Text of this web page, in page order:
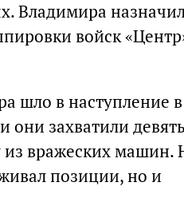
Владимира
войск
шло в наступление в
захватили девять
вражеских машин.
позиции, но и